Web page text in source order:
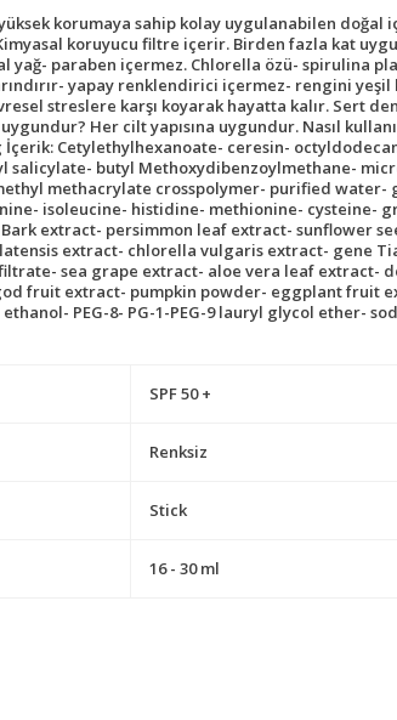
korumaya sahip kolay uygulanabilen doğal
koruyucu filtre içerir. Birden fazla kat
yağ- paraben içermez. Chlorella özü- spirulina
yapay renklendirici içermez- rengini yeşil
streslere karşı koyarak hayatta kalır. Sert
Her cilt yapısına uygundur. Nasıl
İçerik: Cetylethylhexanoate- ceresin-
butyl Methoxydibenzoylmethane-
methacrylate crosspolymer- purified
isoleucine- histidine- methionine- cysteine-
extract- persimmon leaf extract- sunflower
extract- chlorella vulgaris extract- gene
sea grape extract- aloe vera leaf
fruit extract- pumpkin powder- eggplant fruit
PEG-8- PG-1-PEG-9 lauryl glycol ether-
SPF 50 +
Renksiz
Stick
16 - 30 ml